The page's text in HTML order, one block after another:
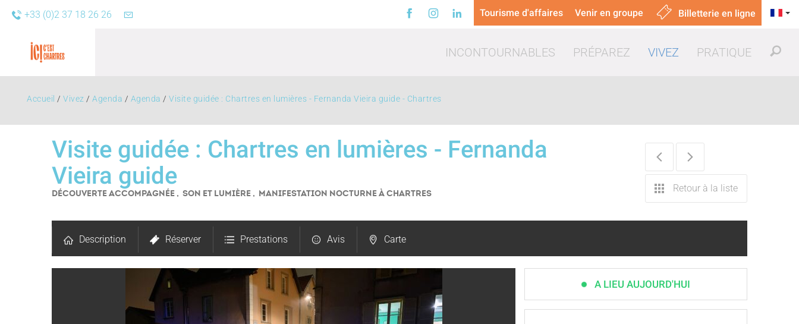
Tourisme d'affaires Venir en groupe Billetterie en ligne
+33 (0)2 37 18 26 26
INCONTOURNABLES PRÉPAREZ VIVEZ
Agenda Loisirs
PRATIQUE
Accueil / Vivez / Agenda / Agenda / Visite guidée : Chartres en lumières - Fernanda Vieira guide - Chartres
Visite guidée : Chartres en lumières - Fernanda
Vieira guide
DÉCOUVERTE ACCOMPAGNÉE , SON ET LUMIÈRE , MANIFESTATION NOCTURNEÀ CHARTRES Retour à la liste
Description Réserver Prestations Avis Carte
A LIEU AUJOURD'HUI